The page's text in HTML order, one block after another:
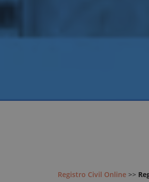
Registro Civil Online >>